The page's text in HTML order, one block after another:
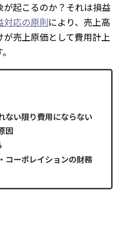
起こるのか？それは損益
対応の原則により、売上高
売上原価として費用計上
ない限り費用にならない
因
コーポレイションの財務